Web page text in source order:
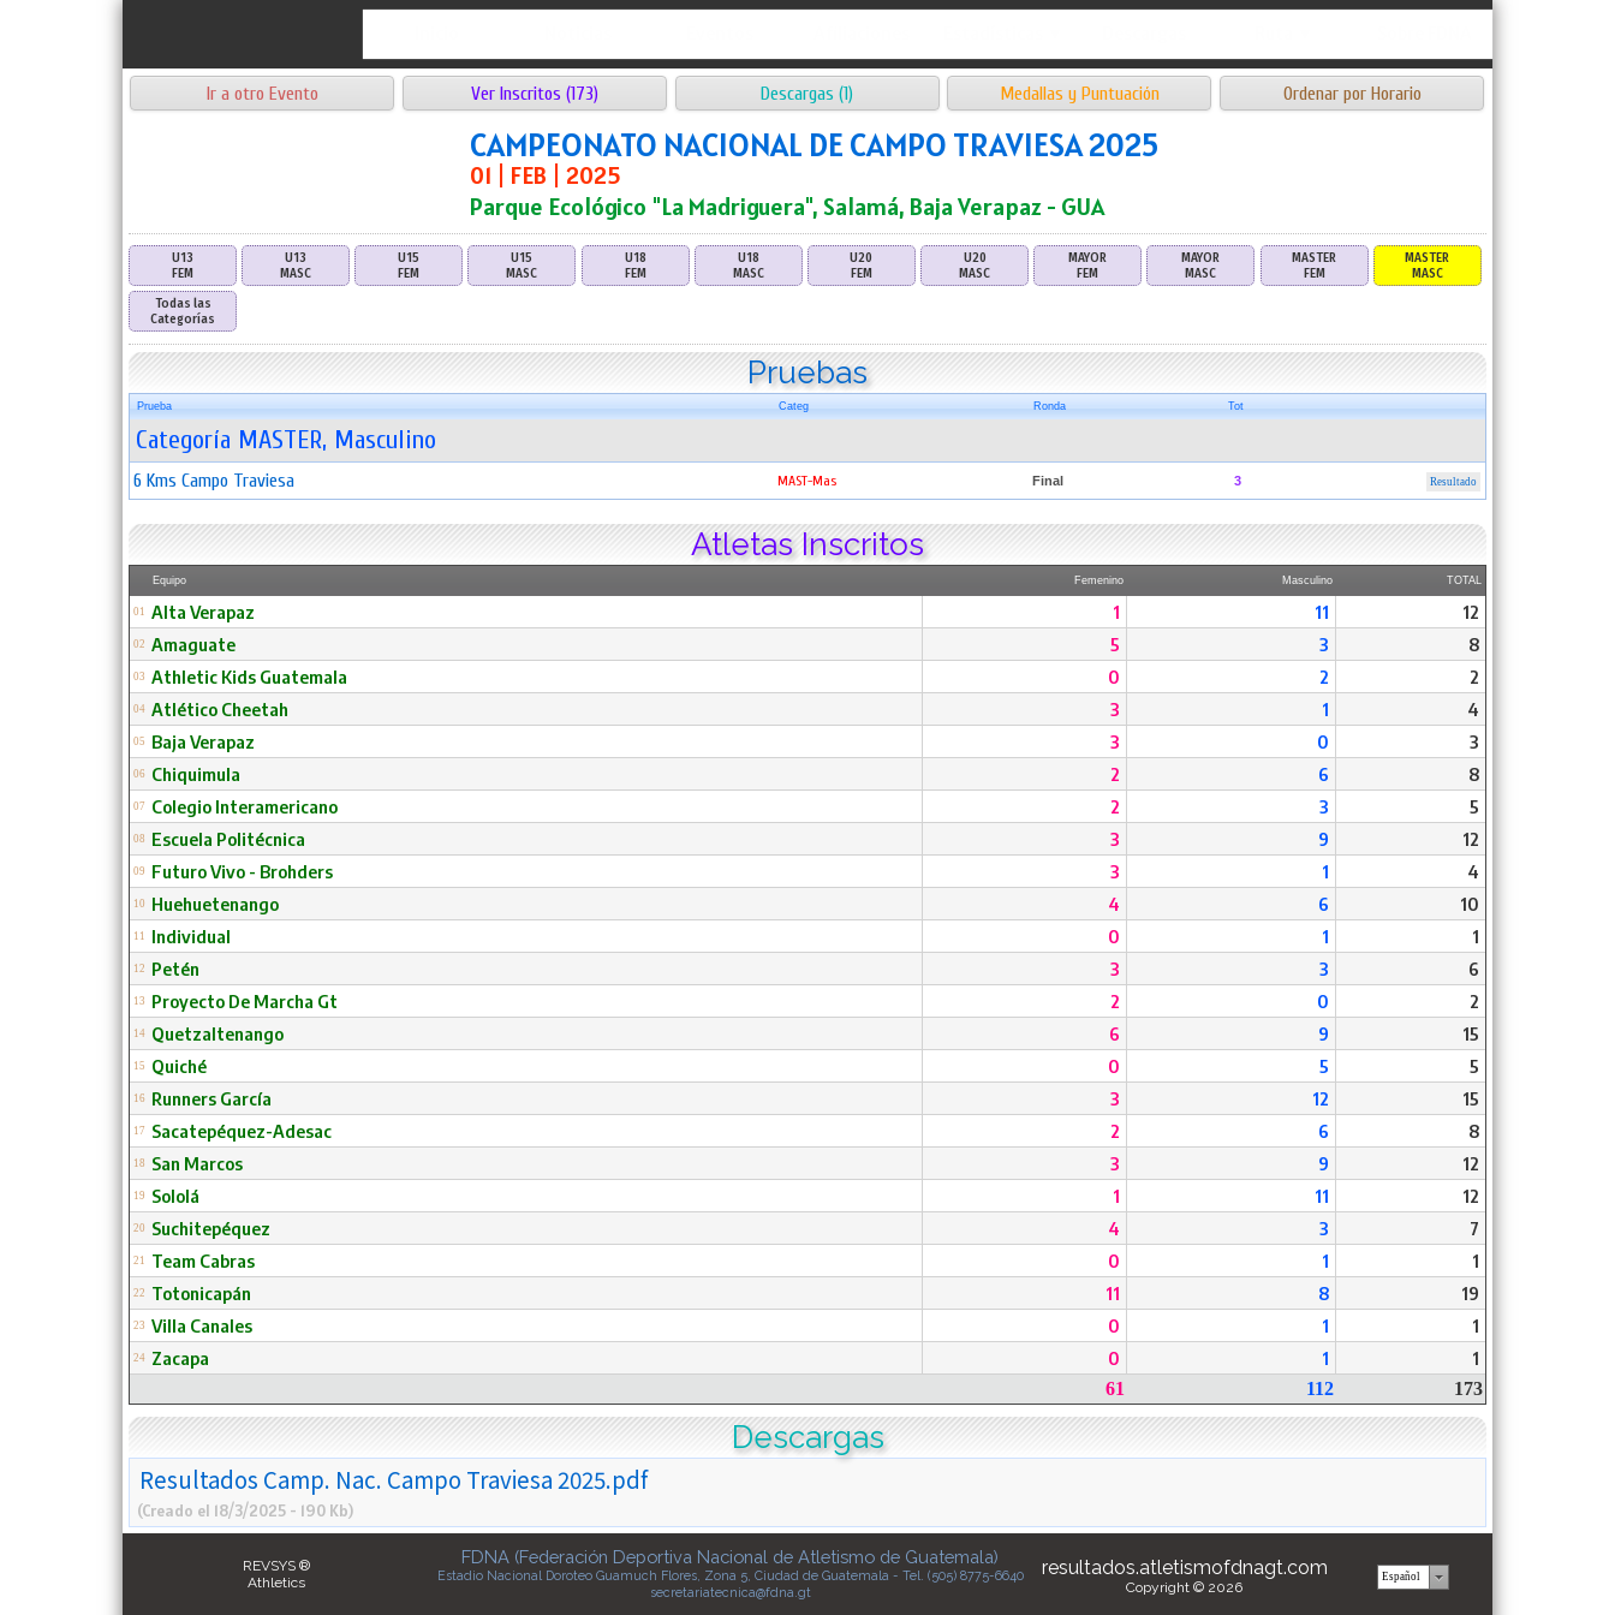
Ir a otro Evento Ver Inscritos (173) Descargas (1) Medallas y Puntuación Ordenar por Horario
CAMPEONATO NACIONAL DE CAMPO TRAVIESA 2025
01 | FEB | 2025
Parque Ecológico "La Madriguera", Salamá, Baja Verapaz - GUA
U13
FEM
U13
MASC
U15
FEM
U15
MASC
U18
FEM
U18
MASC
U20
FEM
U20
MASC
MAYOR
FEM
MAYOR
MASC
MASTER
FEM
MASTER
MASC
Todas las
Categorías
Pruebas
Prueba Categ Ronda Tot
Categoría MASTER, Masculino
6 Kms Campo Traviesa MAST-Mas Final 3 Resultado
Atletas Inscritos
Equipo Femenino Masculino TOTAL
01 Alta Verapaz 1 11 12
02 Amaguate 5 3 8
03 Athletic Kids Guatemala 0 2 2
04 Atlético Cheetah 3 1 4
05 Baja Verapaz 3 0 3
06 Chiquimula 2 6 8
07 Colegio Interamericano 2 3 5
08 Escuela Politécnica 3 9 12
09 Futuro Vivo - Brohders 3 1 4
10 Huehuetenango 4 6 10
11 Individual 0 1 1
12 Petén 3 3 6
13 Proyecto De Marcha Gt 2 0 2
14 Quetzaltenango 6 9 15
15 Quiché 0 5 5
16 Runners García 3 12 15
17 Sacatepéquez-Adesac 2 6 8
18 San Marcos 3 9 12
19 Sololá 1 11 12
20 Suchitepéquez 4 3 7
21 Team Cabras 0 1 1
22 Totonicapán 11 8 19
23 Villa Canales 0 1 1
24 Zacapa 0 1 1
61 112 173
Descargas
Resultados Camp. Nac. Campo Traviesa 2025.pdf
(Creado el 18/3/2025 - 190 Kb)
REVSYS ®
Athletics
FDNA (Federación Deportiva Nacional de Atletismo de Guatemala)
Estadio Nacional Doroteo Guamuch Flores, Zona 5, Ciudad de Guatemala - Tel. (505) 8775-6640
secretariatecnica@fdna.gt
resultados.atletismofdnagt.com
Copyright © 2026